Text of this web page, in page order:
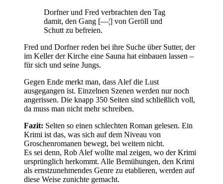
Dorfner und Fred verbrachten den Tag
damit, den Gang [—¦] von Geröll und
Schutt zu befreien.
Fred und Dorfner reden bei ihre Suche über Sutter, der
im Keller der Kirche eine Sauna hat einbauen lassen –
für sich und seine Jungs.
Gegen Ende merkt man, dass Alef die Lust
ausgegangen ist. Einzelnen Szenen werden nur noch
angerissen. Die knapp 350 Seiten sind schließlich voll,
da muss man nicht mehr schreiben.
Fazit: Selten so einen schlechten Roman gelesen. Ein
Krimi ist das, was sich auf dem Niveau von
Groschenromanen bewegt, bei weitem nicht.
Es sei denn, Rob Alef wollte mal zeigen, wo der Krimi
ursprünglich herkommt. Alle Bemühungen, den Krimi
als ernstzunehmendes Genre zu etablieren, werden auf
diese Weise zunichte gemacht.